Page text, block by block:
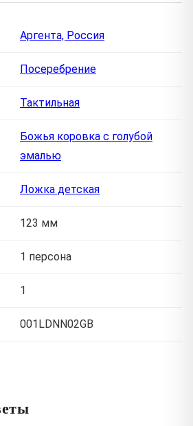
Аргента, Россия
Посеребрение
Тактильная
Божья коровка с голубой
эмалью
Ложка детская
123 мм
1 персона
1
001LDNN02GB